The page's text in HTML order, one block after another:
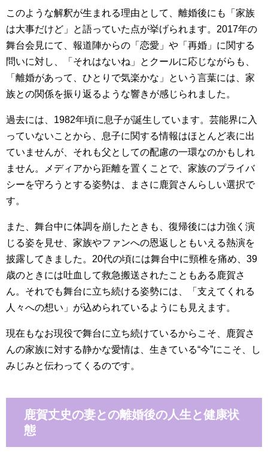
このような解釈が生まれる理由として、離婚後にも「家族
は大事だけど」と語っていた点が挙げられます。2017年の
舞台会見にて、報道陣からの「恋愛」や「再婚」に関する
問いに対し、「それはないね」とクールに応じながらも、
「離婚があって、ひとりで気楽かな」という言葉には、家
族との関係を振り返るような響きが感じられました。
過去には、1982年頃に息子が誕生しています。芸能界に入
っていないことから、息子に関する情報はほとんど表に出
ていませんが、それも父としての配慮の一環なのかもしれ
ません。メディアから距離を置くことで、家族のプライバ
シーを守ろうとする姿勢は、まさに鹿賀さんらしい選択で
す。
また、舞台中に体調を崩したときも、復帰後には力強く演
じる姿を見せ、家族やファンへの恩返しともいえる熱演を
披露してきました。20代の頃には舞台中に頸椎を痛め、39
歳のときには吐血して救急搬送されたこともある鹿賀さ
ん。それでも舞台に立ち続ける姿勢には、「支えてくれる
人々への想い」が込められているようにも見えます。
現在もなお現役で舞台に立ち続けているからこそ、鹿賀さ
んの家族に対する静かな愛情は、生きている“今”にこそ、し
みじみと伝わってくるのです。
鹿賀丈史の妻との離婚後の人生と健康状
態